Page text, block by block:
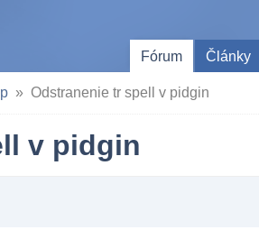
Fórum
Články
Odstranenie tr spell v pidgin
v pidgin